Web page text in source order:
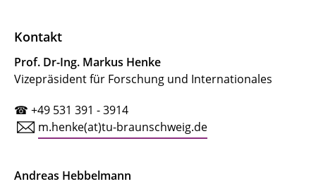
Externe Kommissionen
Nagoya-Protokoll
Kontakt
Kontakt
Prof. Dr-Ing. Markus Henke
Vizepräsident für Forschung und Internationales
☎ +49 531 391 - 3914
m.henke(at)tu-braunschweig.de
Andreas Hebbelmann